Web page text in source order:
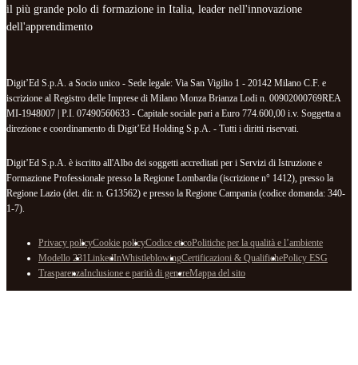
il più grande polo di formazione in Italia, leader nell'innovazione
dell'apprendimento
Digit’Ed S.p.A. a Socio unico - Sede legale: Via San Vigilio 1 - 20142 Milano C.F. e
iscrizione al Registro delle Imprese di Milano Monza Brianza Lodi n. 00902000769REA
MI-1948007 | P.I. 07490560633 - Capitale sociale pari a Euro 774.600,00 i.v. Soggetta a
direzione e coordinamento di Digit’Ed Holding S.p.A. - Tutti i diritti riservati.
Digit’Ed S.p.A. è iscritto all'Albo dei soggetti accreditati per i Servizi di Istruzione e
Formazione Professionale presso la Regione Lombardia (iscrizione n° 1412), presso la
Regione Lazio (det. dir. n. G13562) e presso la Regione Campania (codice domanda: 340-
1-7).
Privacy policyCookie policyCodice eticoPolitiche per la qualità e l’ambiente
Modello 231LinkedInWhistleblowingCertificazioni & QualifichePolicy ESG
TrasparenzaInclusione e parità di genereMappa del sito